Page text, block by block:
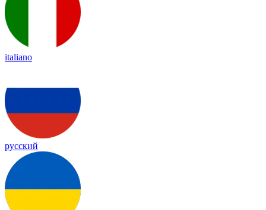
italiano
русский